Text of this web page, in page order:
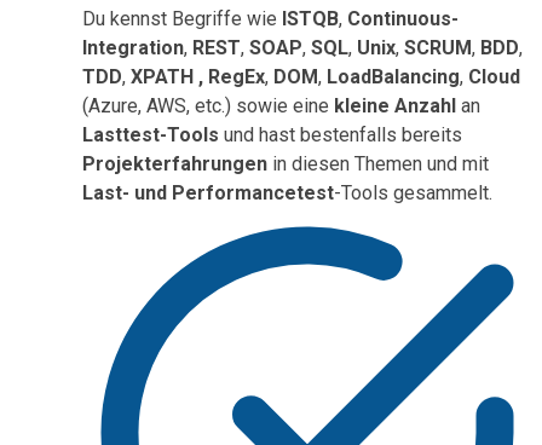
Du kennst Begriffe wie ISTQB, Continuous-
Integration, REST, SOAP, SQL, Unix, SCRUM, BDD,
TDD, XPATH , RegEx, DOM, LoadBalancing, Cloud
(Azure, AWS, etc.) sowie eine kleine Anzahl an
Lasttest-Tools und hast bestenfalls bereits
Projekterfahrungen in diesen Themen und mit
Last- und Performancetest-Tools gesammelt.